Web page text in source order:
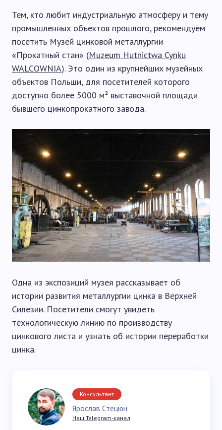
Тем, кто любит индустриальную атмосферу и тему
промышленных объектов прошлого, рекомендуем
посетить Музей цинковой металлургии
«Прокатный стан» (Muzeum Hutnictwa Cynku
WALCOWNIA). Это один из крупнейших музейных
объектов Польши, для посетителей которого
доступно более 5000 м² выставочной площади
бывшего цинкопрокатного завода.
Одна из экспозиций музея рассказывает об
истории развития металлургии цинка в Верхней
Силезии. Посетители смогут увидеть
технологическую линию по производству
цинкового листа и узнать об истории переработки
цинка.
Консультант
Ярослав Стецюн
Наш Telegram-канал